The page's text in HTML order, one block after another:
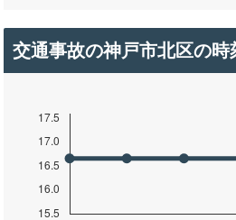
交通事故の神戸市北区の時